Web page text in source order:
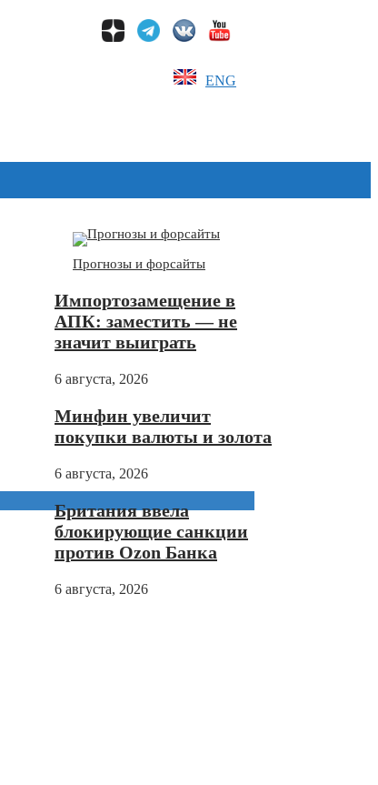
ENG
Прогнозы и форсайты
Импортозамещение в
АПК: заместить — не
значит выиграть
6 августа, 2026
Минфин увеличит
покупки валюты и золота
6 августа, 2026
Британия ввела
блокирующие санкции
против Ozon Банка
6 августа, 2026